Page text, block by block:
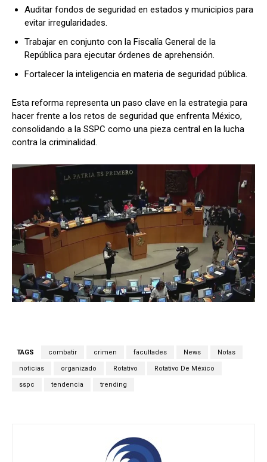
Auditar fondos de seguridad en estados y municipios para
evitar irregularidades.
Trabajar en conjunto con la Fiscalía General de la
República para ejecutar órdenes de aprehensión.
Fortalecer la inteligencia en materia de seguridad pública.
Esta reforma representa un paso clave en la estrategia para
hacer frente a los retos de seguridad que enfrenta México,
consolidando a la SSPC como una pieza central en la lucha
contra la criminalidad.
TAGS combatir crimen facultades News Notas
noticias organizado Rotativo Rotativo De México
sspc tendencia trending